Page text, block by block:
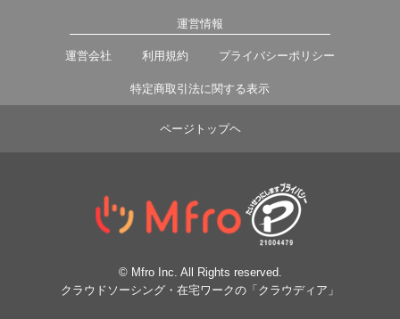
運営情報
運営会社 利用規約 プライバシーポリシー
特定商取引法に関する表示
ページトップヘ
© Mfro Inc. All Rights reserved.
クラウドソーシング・在宅ワークの「クラウディア」